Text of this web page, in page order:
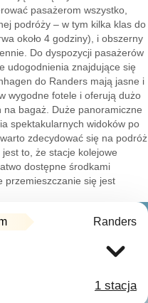
pasażerom wszystko,
podróży – w tym kilka klas do
około 4 godziny), i obszerny
Do dyspozycji pasażerów
udogodnienia znajdujące się
do Randers mają jasne i
wygodne fotele i oferują dużo
bagaż. Duże panoramiczne
spektakularnych widoków po
zdecydować się na podróż
to, że stacje kolejowe
dostępne środkami
przemieszczanie się jest
Randers
1 stacja